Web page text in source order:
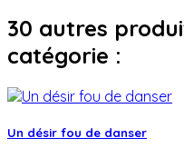
30 autres
catégorie :
Un désir fou de danser